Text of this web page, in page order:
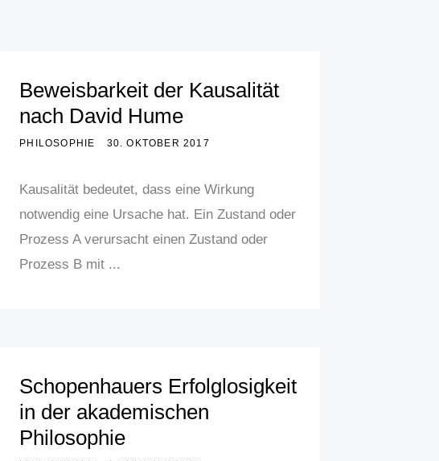
Beweisbarkeit der Kausalität
nach David Hume
PHILOSOPHIE 30. OKTOBER 2017
Kausalität bedeutet, dass eine Wirkung
notwendig eine Ursache hat. Ein Zustand oder
Prozess A verursacht einen Zustand oder
Prozess B mit ...
Schopenhauers Erfolglosigkeit
in der akademischen
Philosophie